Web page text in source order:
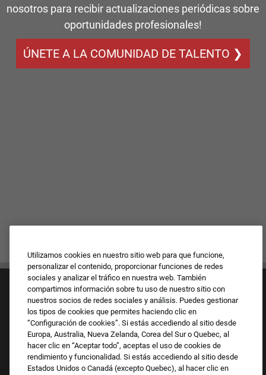
nosotros para recibir actualizaciones periódicas sobre
oportunidades profesionales!
ÚNETE A LA COMUNIDAD DE TALENTO ❯
Cultura y valores
Nuestras marcas
Empresa
Utilizamos cookies en nuestro sitio web para que funcione,
personalizar el contenido, proporcionar funciones de redes
sociales y analizar el tráfico en nuestra web. También
compartimos información sobre tu uso de nuestro sitio con
nuestros socios de redes sociales y análisis. Puedes gestionar
los tipos de cookies que permites haciendo clic en
“Configuración de cookies”. Si estás accediendo al sitio desde
Europa, Australia, Nueva Zelanda, Corea del Sur o Quebec, al
hacer clic en “Aceptar todo”, aceptas el uso de cookies de
rendimiento y funcionalidad. Si estás accediendo al sitio desde
Estados Unidos o Canadá (excepto Quebec), al hacer clic en